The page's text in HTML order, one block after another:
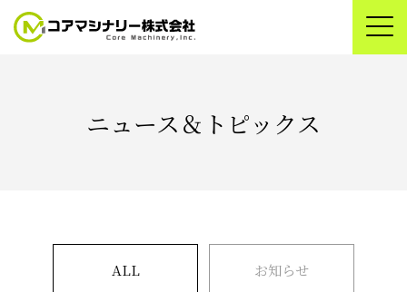
ニュース＆トピックス
ALL お知らせ